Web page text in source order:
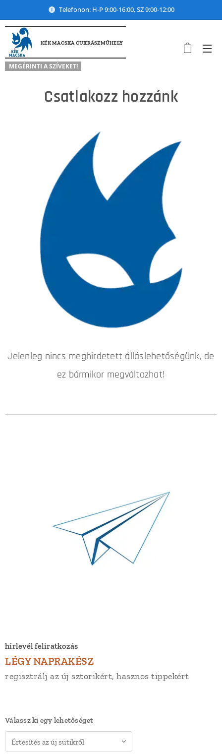
Telefonon: H-P 9:00-16:00, SZ 9:00-12:00
KÉK MACSKA CUKRÁSZMŰHELY
MEGÉRINTI A SZÍVEKET!
Csatlakozz hozzánk
Jelenleg nincs meghirdetett álláslehetőségünk, de
ez bármikor megváltozhat!
hírlevél feliratkozás
LÉGY NAPRAKÉSZ
regisztrálj az új sztorikért, hasznos tippekért
Válassz ki egy lehetőséget